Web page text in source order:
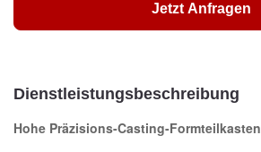
Jetzt Anfragen
Dienstleistungsbeschreibung
Hohe Präzisions-Casting-Formteilkasten